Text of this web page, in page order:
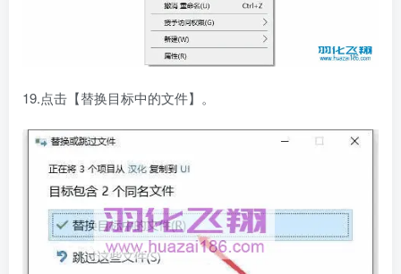
19.点击【替换目标中的文件】。